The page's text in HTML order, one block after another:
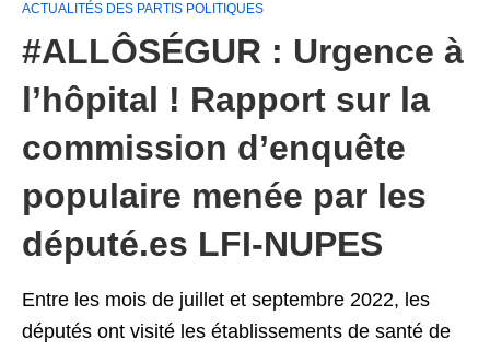
ACTUALITÉS DES PARTIS POLITIQUES
#ALLÔSÉGUR : Urgence à
l’hôpital ! Rapport sur la
commission d’enquête
populaire menée par les
député.es LFI-NUPES
Entre les mois de juillet et septembre 2022, les
députés ont visité les établissements de santé de